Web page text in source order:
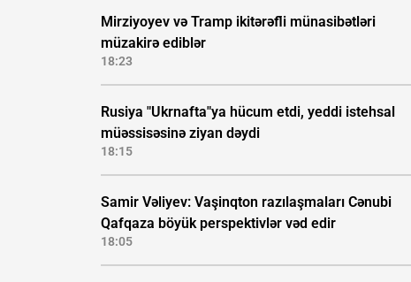
Mirziyoyev və Tramp ikitərəfli münasibətləri
müzakirə ediblər
18:23
Rusiya "Ukrnafta"ya hücum etdi, yeddi istehsal
müəssisəsinə ziyan dəydi
18:15
Samir Vəliyev: Vaşinqton razılaşmaları Cənubi
Qafqaza böyük perspektivlər vəd edir
18:05